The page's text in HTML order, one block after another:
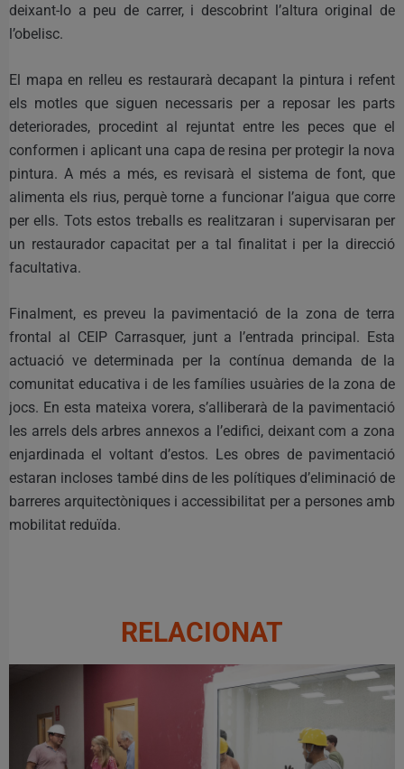
deixant-lo a peu de carrer, i descobrint l’altura original de
l’obelisc.
El mapa en relleu es restaurarà decapant la pintura i refent
els motles que siguen necessaris per a reposar les parts
deteriorades, procedint al rejuntat entre les peces que el
conformen i aplicant una capa de resina per protegir la nova
pintura. A més a més, es revisarà el sistema de font, que
alimenta els rius, perquè torne a funcionar l’aigua que corre
per ells. Tots estos treballs es realitzaran i supervisaran per
un restaurador capacitat per a tal finalitat i per la direcció
facultativa.
Finalment, es preveu la pavimentació de la zona de terra
frontal al CEIP Carrasquer, junt a l’entrada principal. Esta
actuació ve determinada per la contínua demanda de la
comunitat educativa i de les famílies usuàries de la zona de
jocs. En esta mateixa vorera, s’alliberarà de la pavimentació
les arrels dels arbres annexos a l’edifici, deixant com a zona
enjardinada el voltant d’estos. Les obres de pavimentació
estaran incloses també dins de les polítiques d’eliminació de
barreres arquitectòniques i accessibilitat per a persones amb
mobilitat reduïda.
RELACIONAT